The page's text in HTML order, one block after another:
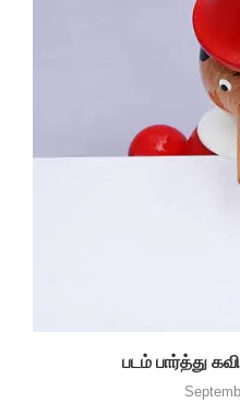
படம் பார்த்து